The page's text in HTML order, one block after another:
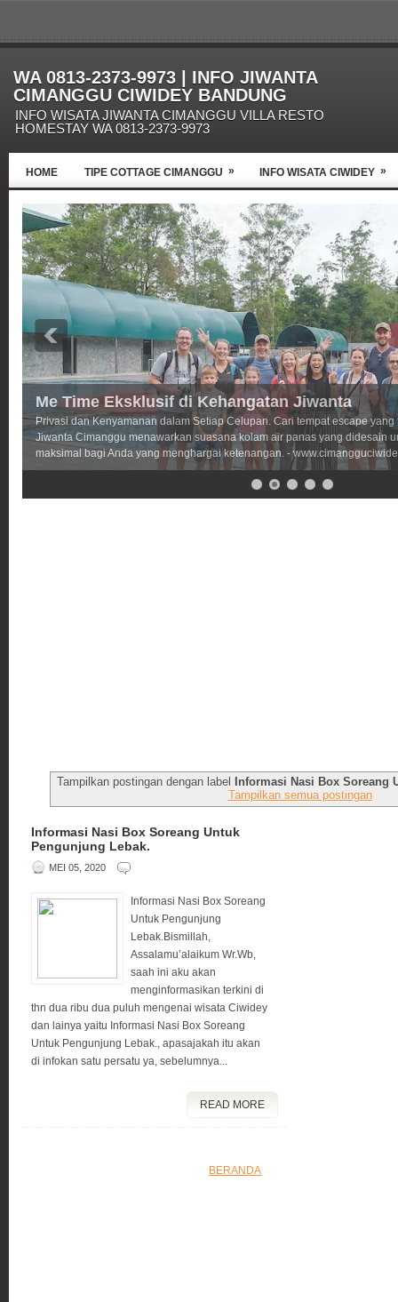
WA 0813-2373-9973 | INFO JIWANTA
CIMANGGU CIWIDEY BANDUNG
INFO WISATA JIWANTA CIMANGGU VILLA RESTO
HOMESTAY WA 0813-2373-9973
HOME TIPE COTTAGE CIMANGGU » INFO WISATA CIWIDEY »
Me Time Eksklusif di Kehangatan Jiwanta
Privasi dan Kenyamanan dalam Setiap Celupan. Cari tempat escape
Jiwanta Cimanggu menawarkan suasana kolam air panas yang didesain
maksimal bagi Anda yang menghargai ketenangan. -
Tampilkan postingan dengan label
Informasi Nasi Box Soreang
Tampilkan semua postingan
Informasi Nasi Box Soreang Untuk
Pengunjung Lebak.
MEI 05, 2020
Informasi Nasi Box Soreang
Untuk Pengunjung
Lebak.Bismillah,
Assalamu’alaikum Wr.Wb,
saah ini aku akan
menginformasikan terkini di
thn dua ribu dua puluh mengenai wisata Ciwidey
dan lainya yaitu Informasi Nasi Box Soreang
Untuk Pengunjung Lebak., apasajakah itu akan
di infokan satu persatu ya, sebelumnya...
READ MORE
BERANDA